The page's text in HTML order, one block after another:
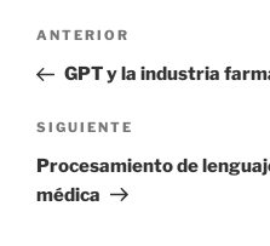
Navegación
entradas
Entrada
anterior:
ANTERIOR
GPT y la industria
Siguiente
entrada
SIGUIENTE
Procesamiento de
médica